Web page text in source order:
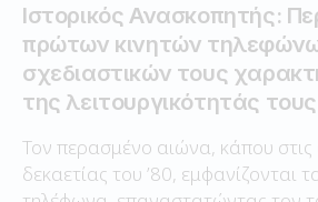
Ιστορικός Ανασκοπητής:
πρώτων κινητών
σχεδιαστικών τους
της λειτουργικότητάς τους
Τον περασμένο αιώνα, κάπου στις
δεκαετίας του ’80, εμφανίζονται